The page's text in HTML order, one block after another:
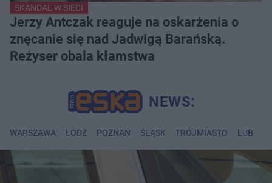
SKANDAL W SIECI
Jerzy Antczak reaguje na oskarżenia o
znęcanie się nad Jadwigą Barańską.
Reżyser obala kłamstwa
WARSZAWA ŁÓDŹ POZNAŃ ŚLĄSK TRÓJMIASTO LUBLIN